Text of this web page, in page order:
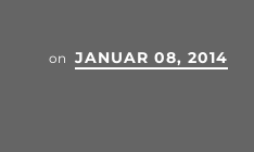
on JANUAR 08, 2014